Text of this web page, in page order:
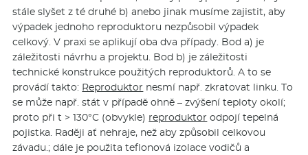
stále slyšet z té druhé b) anebo jinak musíme zajistit, aby
výpadek jednoho reproduktoru nezpůsobil výpadek
celkový. V praxi se aplikují oba dva případy. Bod a) je
záležitosti návrhu a projektu. Bod b) je záležitosti
technické konstrukce použitých reproduktorů. A to se
provádí takto: Reproduktor nesmí např. zkratovat linku. To
se může např. stát v případě ohně – zvýšení teploty okolí;
proto při t > 130°C (obvykle) reproduktor odpojí tepelná
pojistka. Raději ať nehraje, než aby způsobil celkovou
závadu.; dále je použita teflonová izolace vodičů a